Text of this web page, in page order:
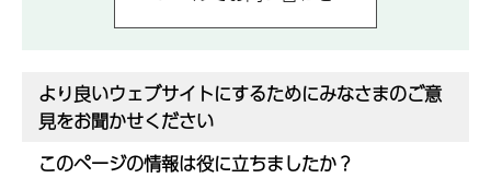
より良いウェブサイトにするためにみなさまのご意
見をお聞かせください
このページの情報は役に立ちましたか？